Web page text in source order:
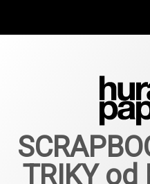
Nové nápady a inspirace
TRIKY